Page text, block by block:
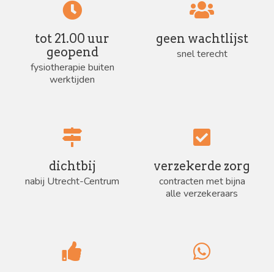
tot 21.00 uur
geopend
fysiotherapie buiten
werktijden
geen wachtlijst
snel terecht
dichtbij
nabij Utrecht-Centrum
verzekerde zorg
contracten met bijna
alle verzekeraars